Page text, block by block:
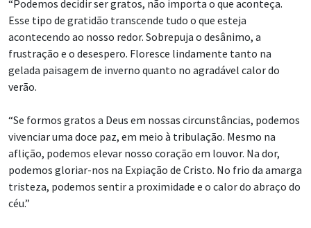
“Podemos decidir ser gratos, não importa o que aconteça.
Esse tipo de gratidão transcende tudo o que esteja
acontecendo ao nosso redor. Sobrepuja o desânimo, a
frustração e o desespero. Floresce lindamente tanto na
gelada paisagem de inverno quanto no agradável calor do
verão.
“Se formos gratos a Deus em nossas circunstâncias, podemos
vivenciar uma doce paz, em meio à tribulação. Mesmo na
aflição, podemos elevar nosso coração em louvor. Na dor,
podemos gloriar-nos na Expiação de Cristo. No frio da amarga
tristeza, podemos sentir a proximidade e o calor do abraço do
céu.”